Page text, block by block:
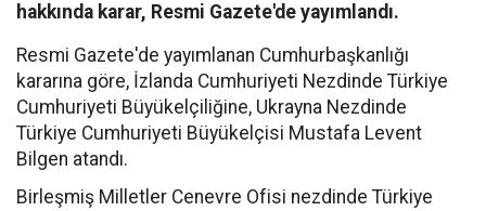
hakkında karar, Resmi Gazete'de yayımlandı.
Resmi Gazete'de yayımlanan Cumhurbaşkanlığı
kararına göre, İzlanda Cumhuriyeti Nezdinde Türkiye
Cumhuriyeti Büyükelçiliğine, Ukrayna Nezdinde
Türkiye Cumhuriyeti Büyükelçisi Mustafa Levent
Bilgen atandı.
Birleşmiş Milletler Cenevre Ofisi nezdinde Türkiye